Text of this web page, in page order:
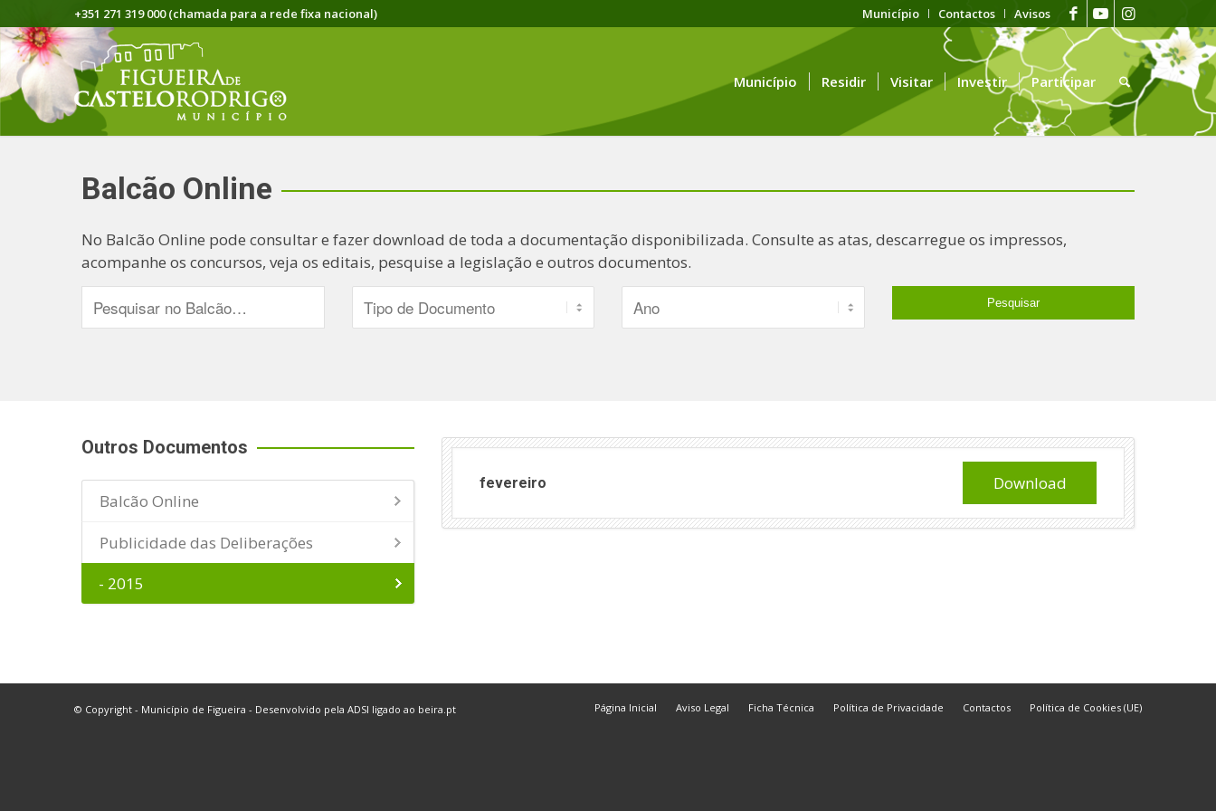
Município Contactos Avisos
+351 271 319 000 (chamada para a rede fixa nacional)
Município Residir Visitar Investir Participar
Balcão Online
No Balcão Online pode consultar e fazer download de toda a documentação disponibilizada. Consulte as atas, descarregue os impressos,
acompanhe os concursos, veja os editais, pesquise a legislação e outros documentos.
Outros Documentos
Balcão Online
Publicidade das Deliberações
- 2015
fevereiro Download
© Copyright - Município de Figueira - Desenvolvido pela ADSI ligado ao beira.pt Página Inicial Aviso Legal Ficha Técnica Política de Privacidade Contactos Política de Cookies (UE)